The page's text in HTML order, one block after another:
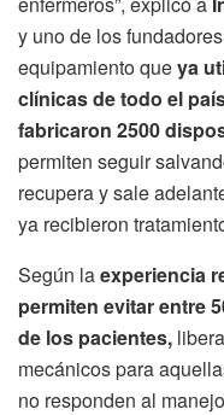
y uno de los
equipamiento queya
clínicas de todo el
fabricaron 2500
permiten seguir
recupera y sale
ya recibieron
Según laexperiencia
permiten evitar entre
de los pacientes,
mecánicos para
no responden al